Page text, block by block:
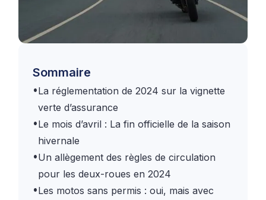
Sommaire
•La réglementation de 2024 sur la vignette
verte d’assurance
•Le mois d’avril : La fin officielle de la saison
hivernale
•Un allègement des règles de circulation
pour les deux-roues en 2024
•Les motos sans permis : oui, mais avec